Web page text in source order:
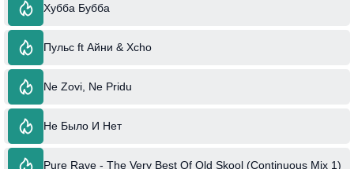
Хубба Бубба
Пульс ft Айни & Xcho
Ne Zovi, Ne Pridu
Не Было И Нет
Pure Rave - The Very Best Of Old Skool (Continuous Mix 1)